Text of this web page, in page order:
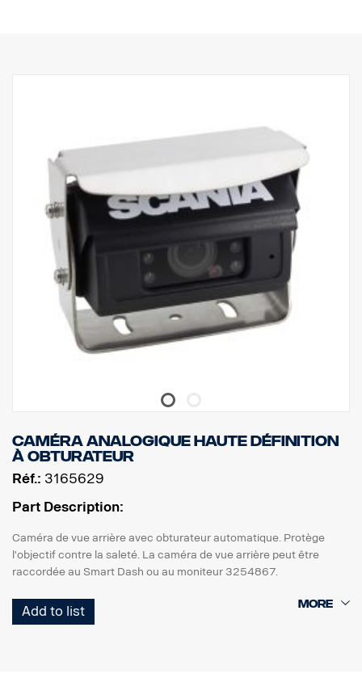
Caméra analogique haute définition
à obturateur
Réf.: 3165629
Part Description:
Caméra de vue arrière avec obturateur automatique. Protège
l'objectif contre la saleté. La caméra de vue arrière peut être
raccordée au Smart Dash ou au moniteur 3254867.
Le couvercle de l'objectif doit être alimenté par un courant
externe de +24 V, utilisez l'adaptateur 3187485.
Add to list